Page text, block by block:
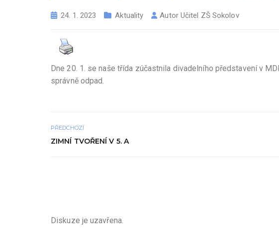
24. 1. 2023 Aktuality Autor Učitel ZŠ Sokolov
Dne 20. 1. se naše třída zúčastnila divadelního představení v
správně odpad.
PŘEDCHOZÍ
ZIMNÍ TVOŘENÍ V 5. A
Diskuze je uzavřena.